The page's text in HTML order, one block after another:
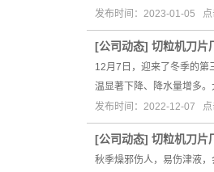
发布时间：2023-01-05 点
[公司动态] 切粒机刀片
12月7日，迎来了冬季的
温显著下降、降水量增多
发布时间：2022-12-07 点
[公司动态] 切粒机刀片
秋季燥邪伤人，易伤津液